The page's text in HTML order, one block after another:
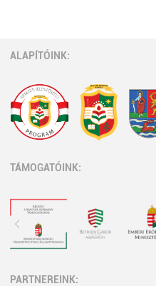
ALAPÍTÓINK:
TÁMOGATÓINK:
PARTNEREINK: